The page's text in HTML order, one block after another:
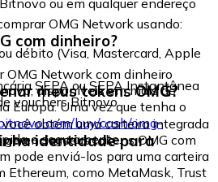
OMG Network usando:
débito (Visa, Mastercard, Apple
SEPA ou SEPA Instantânea
vouchers Bitnovo
com dinheiro?
OMG Network com dinheiro
disponíveis em mais de
Europa. Uma vez que tenha o
buy/cash/omg-
e seguramente.
meus tokens OMG?
obtém uma carteira integrada
seus tokens OMG com
pode enviá-los para uma carteira
como MetaMask, Trust
identidade para